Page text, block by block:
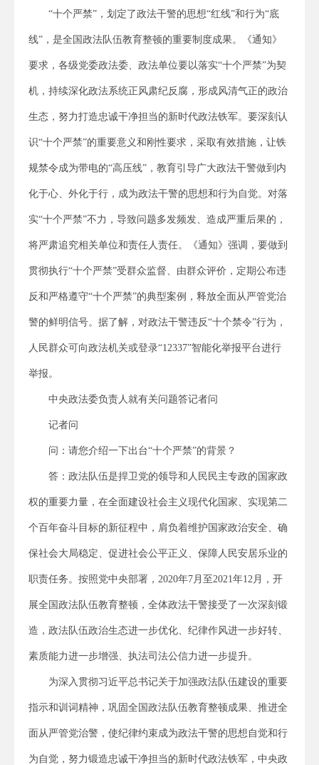
“十个严禁”，划定了政法干警的思想“红线”和行为“底
线”，是全国政法队伍教育整顿的重要制度成果。《通知》
要求，各级党委政法委、政法单位要以落实“十个严禁”为契
机，持续深化政法系统正风肃纪反腐，形成风清气正的政治
生态，努力打造忠诚干净担当的新时代政法铁军。要深刻认
识“十个严禁”的重要意义和刚性要求，采取有效措施，让铁
规禁令成为带电的“高压线”，教育引导广大政法干警做到内
化于心、外化于行，成为政法干警的思想和行为自觉。对落
实“十个严禁”不力，导致问题多发频发、造成严重后果的，
将严肃追究相关单位和责任人责任。《通知》强调，要做到
贯彻执行“十个严禁”受群众监督、由群众评价，定期公布违
反和严格遵守“十个严禁”的典型案例，释放全面从严管党治
警的鲜明信号。据了解，对政法干警违反“十个禁令”行为，
人民群众可向政法机关或登录“12337”智能化举报平台进行
举报。
中央政法委负责人就有关问题答记者问
记者问
问：请您介绍一下出台“十个严禁”的背景？
答：政法队伍是捍卫党的领导和人民民主专政的国家政
权的重要力量，在全面建设社会主义现代化国家、实现第二
个百年奋斗目标的新征程中，肩负着维护国家政治安全、确
保社会大局稳定、促进社会公平正义、保障人民安居乐业的
职责任务。按照党中央部署，2020年7月至2021年12月，开
展全国政法队伍教育整顿，全体政法干警接受了一次深刻锻
造，政法队伍政治生态进一步优化、纪律作风进一步好转、
素质能力进一步增强、执法司法公信力进一步提升。
为深入贯彻习近平总书记关于加强政法队伍建设的重要
指示和训词精神，巩固全国政法队伍教育整顿成果、推进全
面从严管党治警，使纪律约束成为政法干警的思想自觉和行
为自觉，努力锻造忠诚干净担当的新时代政法铁军，中央政